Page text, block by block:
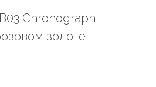
Chronograph
золоте